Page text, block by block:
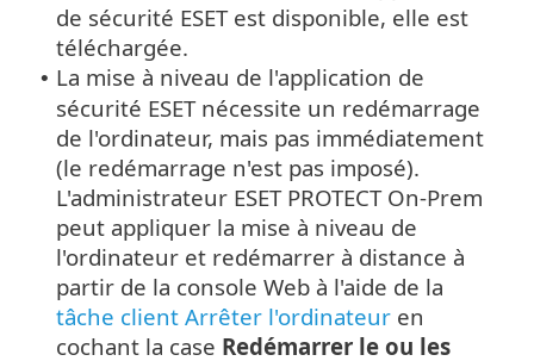
de sécurité ESET est disponible, elle est
téléchargée.
• La mise à niveau de l'application de
sécurité ESET nécessite un redémarrage
de l'ordinateur, mais pas immédiatement
(le redémarrage n'est pas imposé).
L'administrateur ESET PROTECT On-Prem
peut appliquer la mise à niveau de
l'ordinateur et redémarrer à distance à
partir de la console Web à l'aide de la
tâche client Arrêter l'ordinateur en
cochant la case Redémarrer le ou les